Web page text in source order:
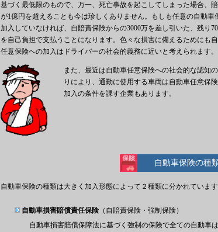
基づく最低限のもので、万一、死亡事故を起こしてしまった場合、
が1億円を超えることも今は珍しくありません。もしも任意の自動車
加入していなければ、自賠責保険からの3000万を差し引いた、残り
を自己負担で支払うことになります。色々な損害に備えるためにも
任意保険への加入はドライバーの社会的義務に近いと考えられます。
また、最近は自動車任意保険への社会的な認知の
りにより、通勤に使用する車両は自動車任意保
加入の条件を課す企業もあります。
自動車保険の種
自動車保険の種類は大きく加入形態によって２種類に分かれています
自動車損害賠償責任保険 （自賠責保険・強制保険）
自動車損害賠償保障法に基づく強制の保険で全ての自動車